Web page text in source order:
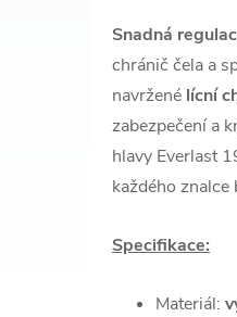
Snadná
chránič čela a
navržené lícní
zabezpečení a
hlavy Everlast
každého znalce
Specifikace:
Materiál: